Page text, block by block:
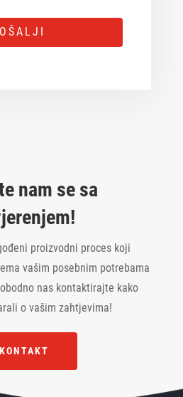
nam se sa
proizvodni proces koji
vašim posebnim potrebama
nas kontaktirajte kako
o vašim zahtjevima!
KONTAKT